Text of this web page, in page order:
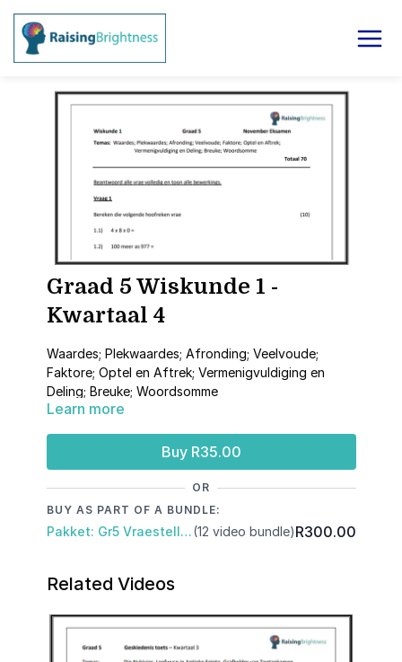
Graad 5 Wiskunde 1 -
Kwartaal 4
Waardes; Plekwaardes; Afronding; Veelvoude;
Faktore; Optel en Aftrek; Vermenigvuldiging en
Deling; Breuke; Woordsomme
Learn more
Buy R35.00
OR
BUY AS PART OF A BUNDLE:
Pakket: Gr5 Vraestelle: Kwartaal 3 & November Eksamen(12 video bundle)R300.00
Related Videos